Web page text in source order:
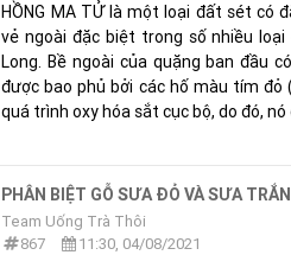
HỒNG MA TỬ là một loại đất sét có
vẻ ngoài đặc biệt trong số nhiều
Long. Bề ngoài của quặng ban đầu
được bao phủ bởi các hố màu tím đỏ
quá trình oxy hóa sắt cục bộ, do đó, nó
PHÂN BIỆT GỖ SƯA ĐỎ VÀ SƯA
Team Uống Trà Thôi
867
11:30, 04/08/2021